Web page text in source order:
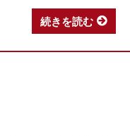
続きを読む